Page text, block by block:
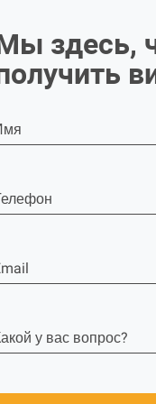
здесь,
у вас вопрос?